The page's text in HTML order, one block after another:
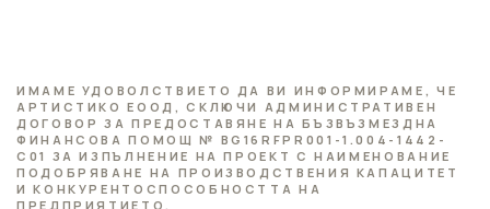
ИМАМЕ УДОВОЛСТВИЕТО ДА ВИ ИНФОРМИРАМЕ, ЧЕ
АРТИСТИКО ЕООД, СКЛЮЧИ АДМИНИСТРАТИВЕН
ДОГОВОР ЗА ПРЕДОСТАВЯНЕ НА БЪЗВЪЗМЕЗДНА
ФИНАНСОВА ПОМОЩ№ BG16RFPR001-1.004-1442-
C01 ЗА ИЗПЪЛНЕНИЕ НА ПРОЕКТ С НАИМЕНОВАНИЕ
ПОДОБРЯВАНЕ НА ПРОИЗВОДСТВЕНИЯ КАПАЦИТЕТ
И КОНКУРЕНТОСПОСОБНОСТТА НА
ПРЕДПРИЯТИЕТО.